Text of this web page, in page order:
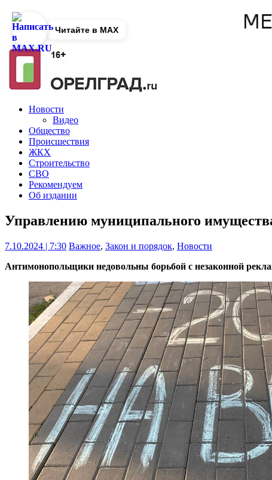
Новости
Видео
Общество
Происшествия
ЖКХ
Строительство
СВО
Рекомендуем
Об издании
Управлению муниципального
7.10.2024 | 7:30 Важное, Закон и порядок, Новости
Антимонопольщики недовольны борьбой с незаконной
Читайте в MAX